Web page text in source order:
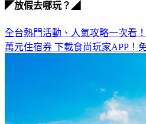
◤放假去哪玩？◢
全台熱門活動、人氣攻略一次看！
萬元住宿券 下載食尚玩家APP！